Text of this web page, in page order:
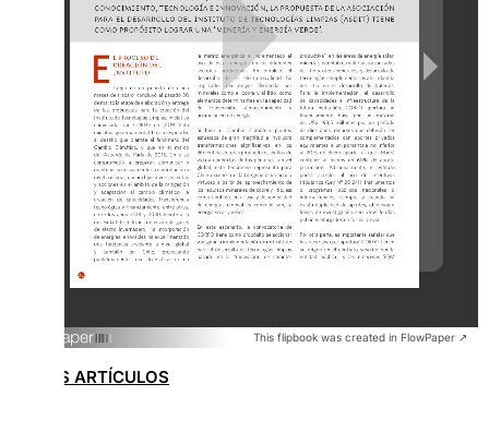
This flipbook was created in FlowPaper ↗
OTROS ARTÍCULOS